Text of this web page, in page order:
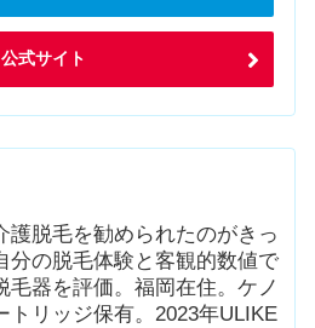
公式サイト
護脱毛を勧められたのがきっ
分の脱毛体験と客観的数値で
毛器を評価。福岡在住。ケノ
トリッジ保有。2023年ULIKE